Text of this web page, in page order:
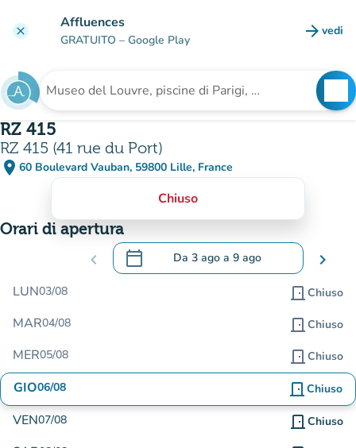
clear Affluences
GRATUITO – Google Play arrow_forward vedi
Cerca una struttura
RZ 415
RZ 415 (41 rue du Port)
place 60 Boulevard Vauban, 59800 Lille, France
(apri in Google Maps)
(nuova scheda)
Chiuso
Orari di apertura
chevron_left calendar_today Da 3 ago a 9 ago
.Aprire il calendario per modificare le
chevron_right
LUN03/08 door_front Chiuso
MAR04/08 door_front Chiuso
MER05/08 door_front Chiuso
GIO06/08 door_front Chiuso
VEN07/08 door_front Chiuso